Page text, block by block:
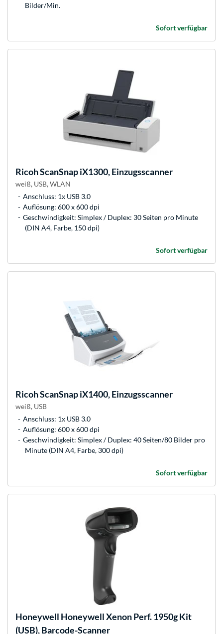
Bilder/Min.
Sofort verfügbar
RicohScanSnap iX1300, Einzugsscanner
weiß, USB, WLAN
Anschluss: 1x USB 3.0
Auflösung: 600 x 600 dpi
Geschwindigkeit: Simplex / Duplex: 30 Seiten pro Minute
(DIN A4, Farbe, 150 dpi)
Sofort verfügbar
RicohScanSnap iX1400, Einzugsscanner
weiß, USB
Anschluss: 1x USB 3.0
Auflösung: 600 x 600 dpi
Geschwindigkeit: Simplex / Duplex: 40 Seiten/80 Bilder pro
Minute (DIN A4, Farbe, 300 dpi)
Sofort verfügbar
Honeywell Honeywell Xenon Perf. 1950g Kit
(USB), Barcode-Scanner